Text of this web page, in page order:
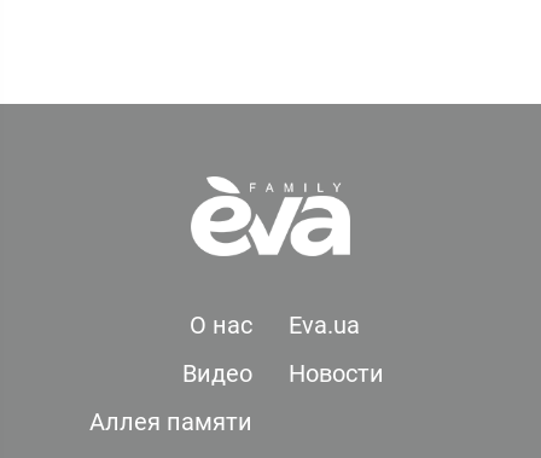
О нас
Eva.ua
Видео
Новости
Аллея памяти